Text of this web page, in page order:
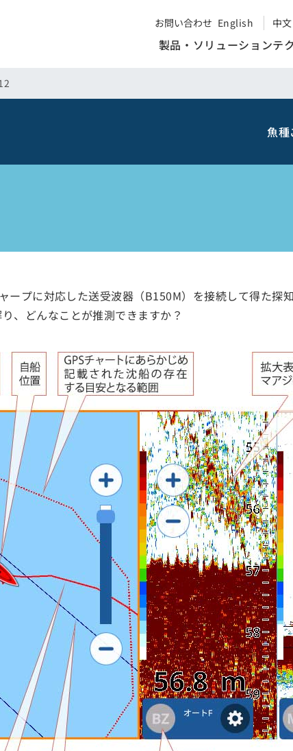
お問い合わせ English 中文
製品・ソリューションテ
魚種
ープに対応した送受波器（B150M）を接続して得た探
、どんなことが推測できますか？